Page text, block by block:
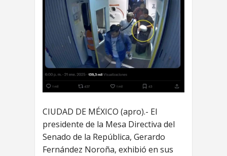
CIUDAD DE MÉXICO (apro).- El
presidente de la Mesa Directiva del
Senado de la República, Gerardo
Fernández Noroña, exhibió en sus